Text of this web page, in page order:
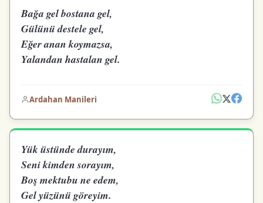
Bağa gel bostana gel,
Gülünü destele gel,
Eğer anan koymazsa,
Yalandan hastalan gel.
Ardahan Manileri
Yük üstünde durayım,
Seni kimden sorayım,
Boş mektubu ne edem,
Gel yüzünü göreyim.